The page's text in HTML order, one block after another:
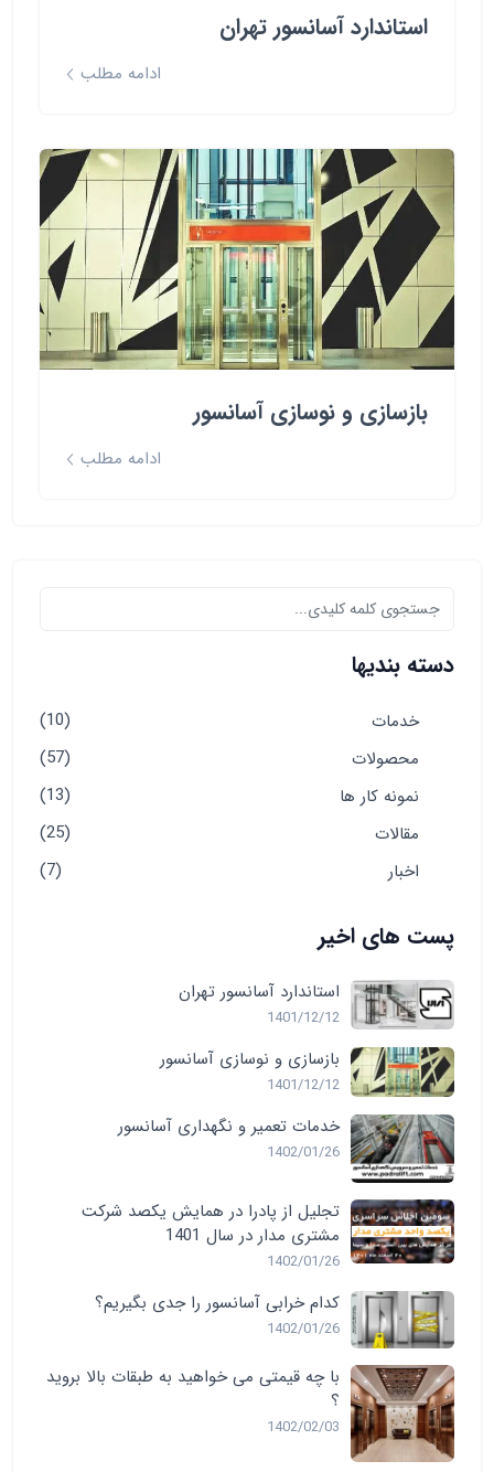
استاندارد آسانسور تهران
ادامه مطلب
بازسازی و نوسازی آسانسور
ادامه مطلب
دسته بندیها
خدمات
(10)
محصولات
(57)
نمونه کار ها
(13)
مقالات
(25)
اخبار
(7)
پست های اخیر
استاندارد آسانسور تهران
1401/12/12
بازسازی و نوسازی آسانسور
1401/12/12
خدمات تعمیر و نگهداری آسانسور
1402/01/26
تجلیل از پادرا در همایش یکصد شرکت
مشتری مدار در سال 1401
1402/01/26
کدام خرابی آسانسور را جدی بگیریم؟
1402/01/26
با چه قیمتی می خواهید به طبقات بالا بروید
؟
1402/02/03